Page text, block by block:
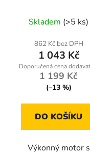
Skladem (>5 ks)
862 Kč bez DPH
1 043 Kč
1 199 Kč
(–13 %)
DO KOŠÍKU
Výkonný motor s